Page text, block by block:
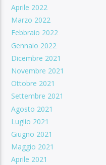
Aprile 2022
Marzo 2022
Febbraio 2022
Gennaio 2022
Dicembre 2021
Novembre 2021
Ottobre 2021
Settembre 2021
Agosto 2021
Luglio 2021
Giugno 2021
Maggio 2021
Aprile 2021